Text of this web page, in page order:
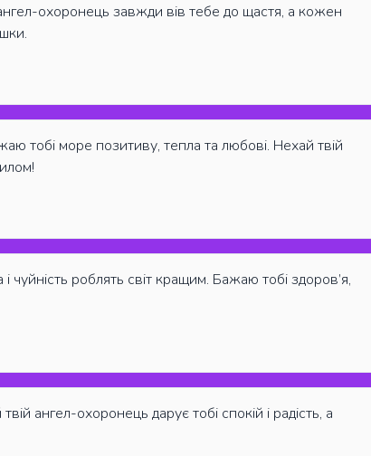
охоронець завжди вів тебе до щастя, а кожен
тобі море позитиву, тепла та любові. Нехай твій
чуйність роблять світ кращим. Бажаю тобі здоров’я,
ангел-охоронець дарує тобі спокій і радість, а